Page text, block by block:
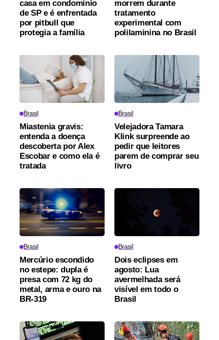
casa em condomínio
de SP e é enfrentada
por pitbull que
protegia a família
morrem durante
tratamento
experimental com
polilaminina no Brasil
Brasil
Miastenia gravis:
entenda a doença
descoberta por Alex
Escobar e como ela é
tratada
Brasil
Velejadora Tamara
Klink surpreende ao
pedir que leitores
parem de comprar seu
livro
Brasil
Mercúrio escondido
no estepe: dupla é
presa com 72 kg do
metal, arma e ouro na
BR-319
Brasil
Dois eclipses em
agosto: Lua
avermelhada será
visível em todo o
Brasil